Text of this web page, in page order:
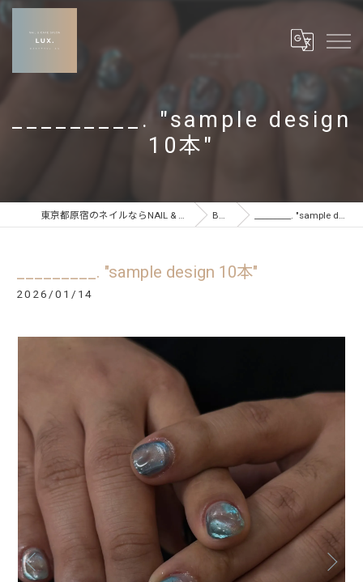
_________. "sample design
10本"
東京都原宿のネイルならNAIL & CARE SALON LUX BLOG _________. "sample design 10本"
_________. "sample design 10本"
2026/01/14